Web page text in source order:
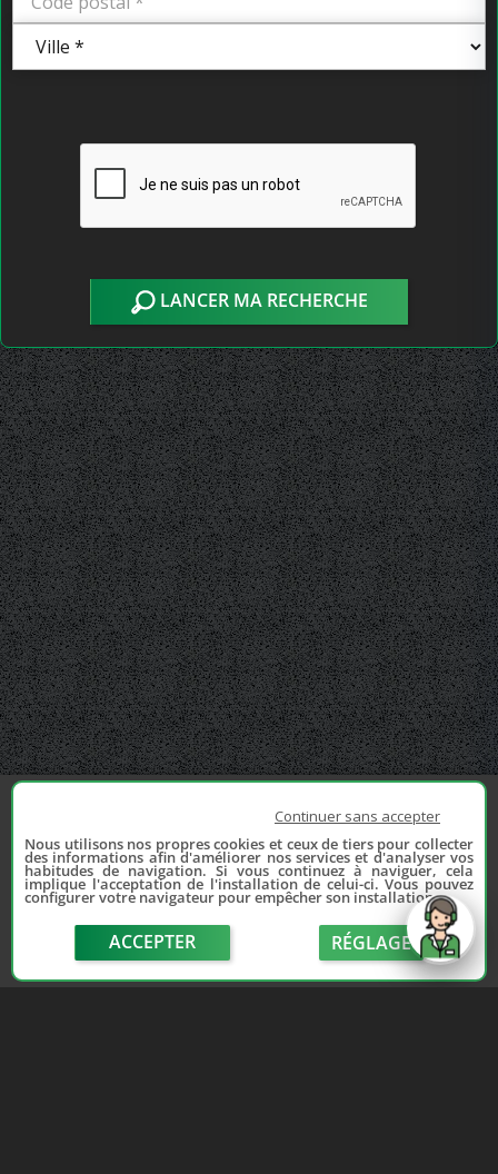
LANCER MA RECHERCHE
Continuer sans accepter
Nous utilisons nos propres cookies et ceux de tiers pour collecter
des informations afin d'améliorer nos services et d'analyser vos
habitudes de navigation. Si vous continuez à naviguer, cela
implique l'acceptation de l'installation de celui-ci. Vous pouvez
configurer votre navigateur pour empêcher son installation.
ACCEPTER RÉGLAGE